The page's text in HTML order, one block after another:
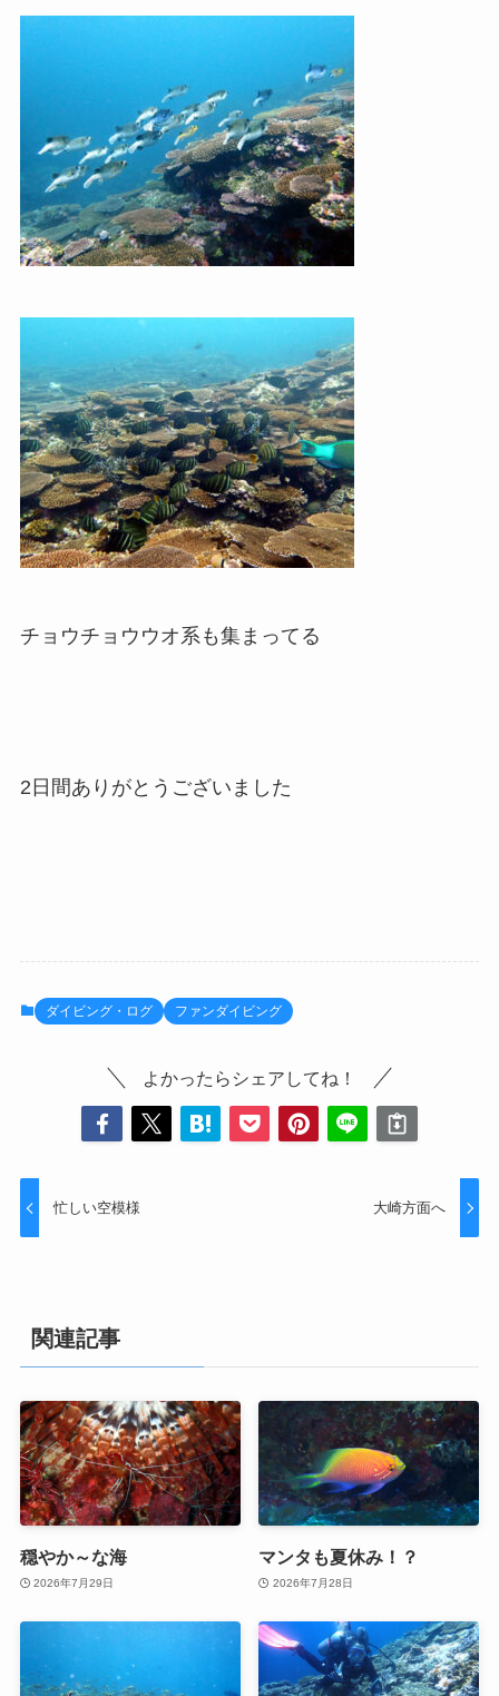
チョウチョウウオ系も集まってる
2日間ありがとうございました
ダイビング・ログ ファンダイビング
よかったらシェアしてね！
忙しい空模様 大崎方面へ
関連記事
穏やか～な海
2026年7月29日
マンタも夏休み！？
2026年7月28日